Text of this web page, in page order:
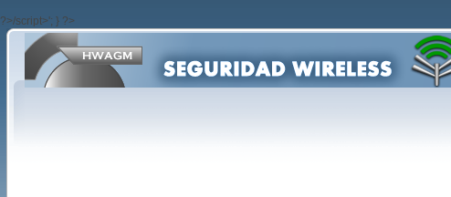
?>/script>'; } ?>